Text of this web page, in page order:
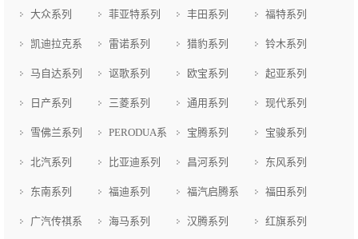
大众系列 菲亚特系列 丰田系列 福特系列
凯迪拉克系
列
雷诺系列 猎豹系列 铃木系列
马自达系列 讴歌系列 欧宝系列 起亚系列
日产系列 三菱系列 通用系列 现代系列
雪佛兰系列 PERODUA系
列
宝腾系列 宝骏系列
北汽系列 比亚迪系列 昌河系列 东风系列
东南系列 福迪系列 福汽启腾系
列
福田系列
广汽传祺系 海马系列 汉腾系列 红旗系列